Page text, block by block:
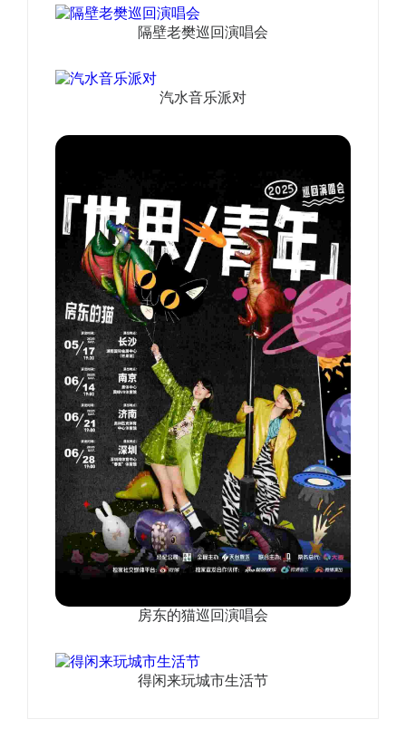
隔壁老樊巡回演唱会
汽水音乐派对
房东的猫巡回演唱会
得闲来玩城市生活节